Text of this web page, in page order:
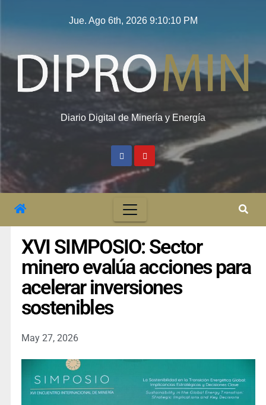
Jue. Ago 6th, 2026 9:10:11 PM
Diario Digital de Minería y Energía
XVI SIMPOSIO: Sector
minero evalúa acciones para
acelerar inversiones
sostenibles
May 27, 2026